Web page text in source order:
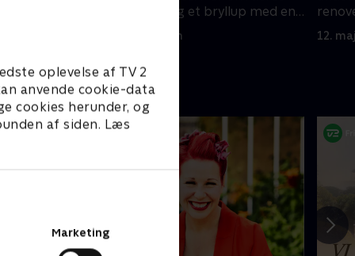
oplevelse af TV 2
anvende cookie-data
cookies herunder, og
af siden. Læs
Marketing
op- og nedture og et bryllup med en
5. maj 2024 • 45 min
tomt
12.